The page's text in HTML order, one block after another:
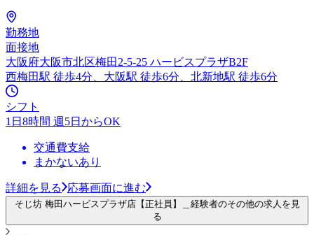
勤務地
面接地
大阪府大阪市北区梅田2-5-25 ハービスプラザB2F
西梅田駅 徒歩4分、大阪駅 徒歩6分、北新地駅 徒歩6分
シフト
1日8時間 週5日からOK
交通費支給
まかないあり
詳細を見る 応募画面に進む
そじ坊 梅田ハービスプラザ店【正社員】＿経験者のその他の求人を見
る